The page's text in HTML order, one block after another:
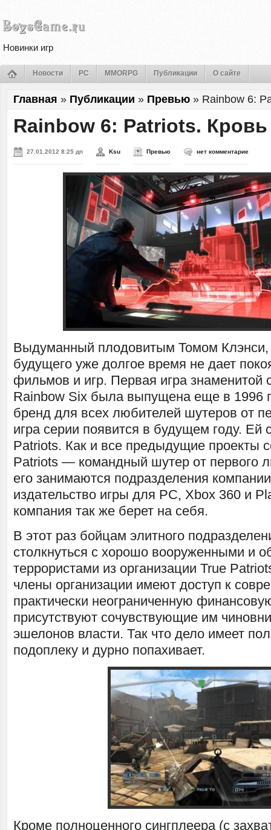
Новинки игр
Новости PC MMORPG Публикации О сайте
Главная » Публикации » Превью » Rainbow 6:
Rainbow 6: Patriots. Кровь
27.01.2012 8:25 дп Ksu Превью нет комментарие
Выдуманный плодовитым Томом Клэнси,
будущего уже долгое время не дает
фильмов и игр. Первая игра знаменитой
Rainbow Six была выпущена еще в 1996
бренд для всех любителей шутеров от
игра серии появится в будущем году. Ей
Patriots. Как и все предыдущие проекты
Patriots — командный шутер от первого
его занимаются подразделения
издательство игры для РС, Xbox 360 и
компания так же берет на себя.
В этот раз бойцам элитного
столкнуться с хорошо вооруженными и
террористами из организации True
члены организации имеют доступ к
практически неограниченную
присутствуют сочувствующие им
эшелонов власти. Так что дело имеет
подоплеку и дурно попахивает.
Кроме полноценного сингплеера (с